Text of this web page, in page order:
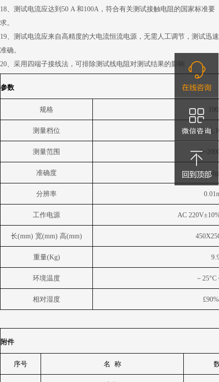
18、 测试电流应达到50 A 和100A，符合有关测试接触电阻的国家标准要
求。
19、 测试电流应来自高精度的大电流恒流电源，无需人工调节，测试迅速
准确。
20、 采用四端子接线法，可排除测试线电阻对测试结果的影响
参数
规格
测量档位
测量范围 0~
准确度 0.5%rdg
分辨率 0.01
工作电源 AC 220V±
长(mm) 宽(mm) 高(mm)
重量(Kg)
环境温度 － 25°C
相对湿度 £
附件
序号 名 称